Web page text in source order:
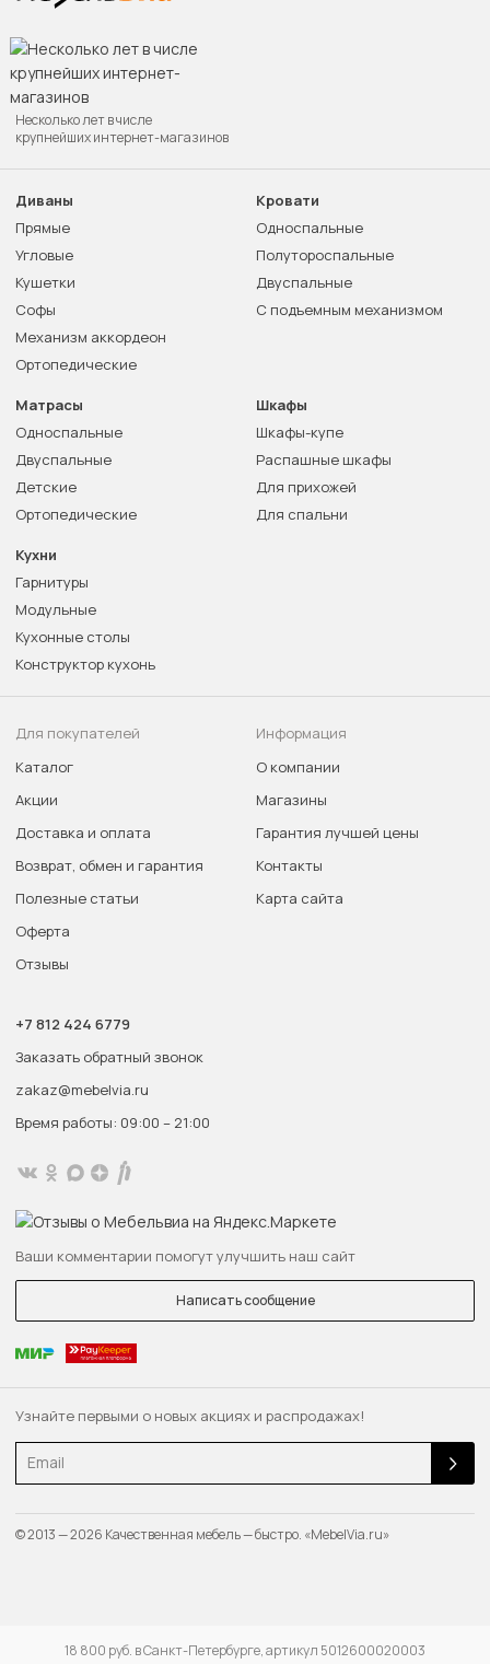
18 800 руб. в Санкт-Петербурге, артикул 5012600020003
Узнайте первыми о новых акциях и распродажах!
Email
Несколько лет в числе
крупнейших интернет-магазинов
Диваны
Прямые
Угловые
Кушетки
Софы
Механизм аккордеон
Ортопедические
Кровати
Односпальные
Полутороспальные
Двуспальные
С подъемным механизмом
Матрасы
Односпальные
Двуспальные
Детские
Ортопедические
Шкафы
Шкафы-купе
Распашные шкафы
Для прихожей
Для спальни
Кухни
Гарнитуры
Модульные
Кухонные столы
Конструктор кухонь
Для покупателей
Каталог
Акции
Доставка и оплата
Возврат, обмен и гарантия
Полезные статьи
Оферта
Отзывы
Информация
О компании
Магазины
Гарантия лучшей цены
Контакты
Карта сайта
+7 812 424 6779
Заказать обратный звонок
zakaz@mebelvia.ru
Время работы: 09:00 – 21:00
Ваши комментарии помогут улучшить наш сайт
Написать сообщение
© 2013 — 2026 Качественная мебель — быстро. «MebelVia.ru»